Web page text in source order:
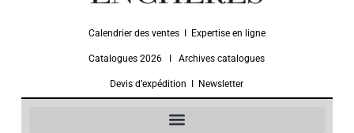
Calendrier des ventesΙ Expertise en ligne
Catalogues 2026 ΙArchives catalogues
Devis d’expédition Newsletter